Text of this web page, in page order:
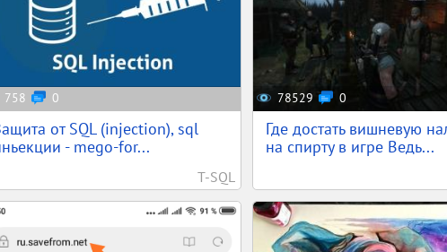
758 0
от SQL (injection), sql
- mego-for...
T-SQL
78529 0
Где достать вишневую
на спирту в игре Ведь...